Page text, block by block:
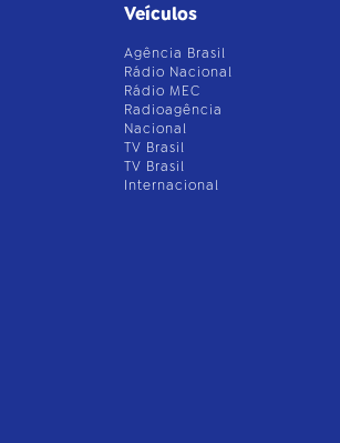
Veículos
Agência Brasil
Rádio Nacional
Rádio MEC
Radioagência
Nacional
TV Brasil
TV Brasil
Internacional